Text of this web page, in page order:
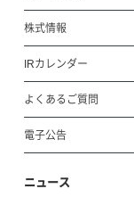
株式情報
IRカレンダー
よくあるご質問
電子公告
ニュース